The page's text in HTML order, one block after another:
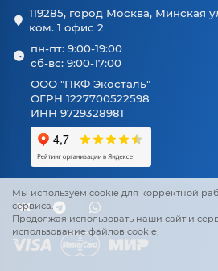
Мы используем cookie для корректной
сервиса.
Продолжая использовать наши сайт и
использование файлов cookie.
119285, город Москва, Минская
ком. 1 офис 2
пн-пт: 9:00-19:00
сб-вс: 9:00-17:00
ООО "ПКФ Экосталь"
ОГРН 1227700522598
ИНН 9729328981